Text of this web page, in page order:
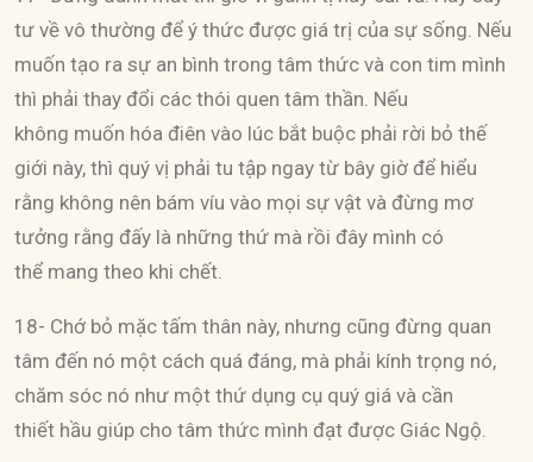
tư về vô thường để ý thức được giá trị của sự sống. Nếu
muốn tạo ra sự an bình trong tâm thức và con tim mình
thì phải thay đổi các thói quen tâm thần. Nếu
không muốn hóa điên vào lúc bắt buộc phải rời bỏ thế
giới này, thì quý vị phải tu tập ngay từ bây giờ để hiểu
rằng không nên bám víu vào mọi sự vật và đừng mơ
tưởng rằng đấy là những thứ mà rồi đây mình có
thể mang theo khi chết.
18- Chớ bỏ mặc tấm thân này, nhưng cũng đừng quan
tâm đến nó một cách quá đáng, mà phải kính trọng nó,
chăm sóc nó như một thứ dụng cụ quý giá và cần
thiết hầu giúp cho tâm thức mình đạt được Giác Ngộ.